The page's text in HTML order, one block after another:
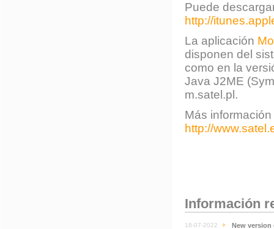
Puede
http://
La aplicación
disponen del
como en la
Java J2ME
m.satel.pl.
Más
http://
Información
18-07-2022 New version